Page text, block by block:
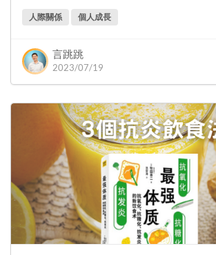
人際關係 個人成長
言跳跳
2023/07/19